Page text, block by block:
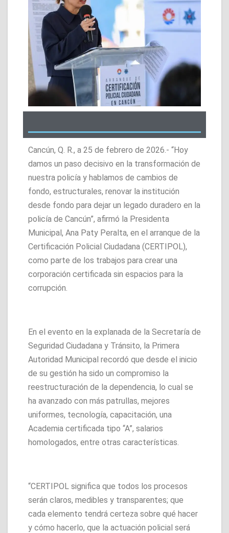
Cancún, Q. R., a 25 de febrero de 2026.- “Hoy
damos un paso decisivo en la transformación de
nuestra policía y hablamos de cambios de
fondo, estructurales, renovar la institución
desde fondo para dejar un legado duradero en la
policía de Cancún”, afirmó la Presidenta
Municipal, Ana Paty Peralta, en el arranque de la
Certificación Policial Ciudadana (CERTIPOL),
como parte de los trabajos para crear una
corporación certificada sin espacios para la
corrupción.
En el evento en la explanada de la Secretaría de
Seguridad Ciudadana y Tránsito, la Primera
Autoridad Municipal recordó que desde el inicio
de su gestión ha sido un compromiso la
reestructuración de la dependencia, lo cual se
ha avanzado con más patrullas, mejores
uniformes, tecnología, capacitación, una
Academia certificada tipo “A”, salarios
homologados, entre otras características.
“CERTIPOL significa que todos los procesos
serán claros, medibles y transparentes; que
cada elemento tendrá certeza sobre qué hacer
y cómo hacerlo, que la actuación policial será